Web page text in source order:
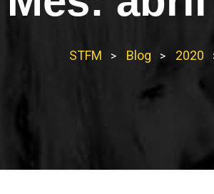
STFM > Blog > 2020